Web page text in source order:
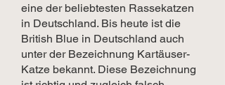
eine der beliebtesten Rassekatzen
in Deutschland. Bis heute ist die
British Blue in Deutschland auch
unter der Bezeichnung Kartäuser-
Katze bekannt. Diese Bezeichnung